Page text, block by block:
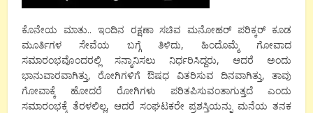
ಕೊನೇಯ ಮಾತು.. ಇಂದಿನ ರಕ್ಷಣಾ ಸಚಿವ ಮನೋಹರ್ ಪರಿಕ್ಕರ್ ಕೂಡ
ಮೂರ್ತಿಗಳ ಸೇವೆಯ ಬಗ್ಗೆ ತಿಳಿದು, ಹಿಂದೊಮ್ಮೆ ಗೋವಾದ
ಸಮಾರಂಭವೊಂದರಲ್ಲಿ ಸನ್ಮಾನಿಸಲು ನಿರ್ಧರಿಸಿದ್ದರು, ಆದರೆ ಅಂದು
ಭಾನುವಾರವಾಗಿತ್ತು, ರೋಗಿಗಳಿಗೆ ಔಷಧ ವಿತರಿಸುವ ದಿನವಾಗಿತ್ತು, ತಾವು
ಗೋವಾಕ್ಕೆ ಹೋದರೆ ರೋಗಿಗಳು ಪರಿತಪಿಸುವಂತಾಗುತ್ತದೆ ಎಂದು
ಸಮಾರಂಭಕ್ಕೆ ತೆರಳಲಿಲ್ಲ, ಆದರೆ ಸಂಘಟಕರೇ ಪ್ರಶಸ್ತಿಯನ್ನು ಮನೆಯ ತನಕ